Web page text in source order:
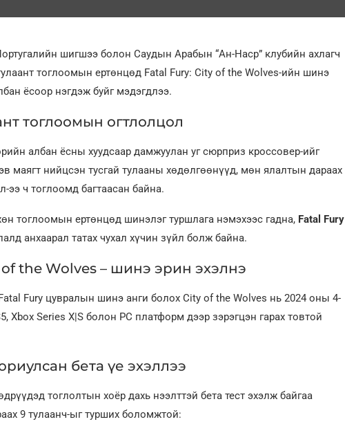
шигшээ болон Саудын Арабын “Ан-Наср” клубийн ахлагч
тоглоомын ертөнцөд Fatal Fury: City of the Wolves-ийн шинэ
ёсоор нэгдэж буйг мэдэгдлээ.
тоглоомын огтлолцол
албан ёсны хуудсаар дамжуулан уг сюрприз кроссовер-ийг
маягт нийцсэн тусгай тулааны хөдөлгөөнүүд, мөн ялалтын дараах
ээ ч тоглоомд багтаасан байна.
тоглоомын ертөнцөд шинэлэг туршлага нэмэхээс гадна, Fatal Fury
анхаарал татах чухал хүчин зүйл болж байна.
the Wolves – шинэ эрин эхэлнэ
Fury цувралын шинэ анги болох City of the Wolves нь 2024 оны 4-
Xbox Series X|S болон PC платформ дээр зэрэгцэн гарах товтой
бета үе эхэллээ
тоглолтын хоёр дахь нээлттэй бета тест эхэлж байгаа
9 тулаанч-ыг турших боломжтой: